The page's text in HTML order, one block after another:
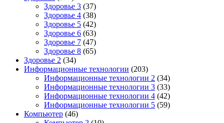
Здоровье 3 (37)
Здоровье 4 (38)
Здоровье 5 (42)
Здоровье 6 (63)
Здоровье 7 (47)
Здоровье 8 (65)
Здоровье 2 (34)
Информационные технологии (203)
Информационные технологии 2 (34)
Информационные технологии 3 (33)
Информационные технологии 4 (42)
Информационные технологии 5 (59)
Компьютер (46)